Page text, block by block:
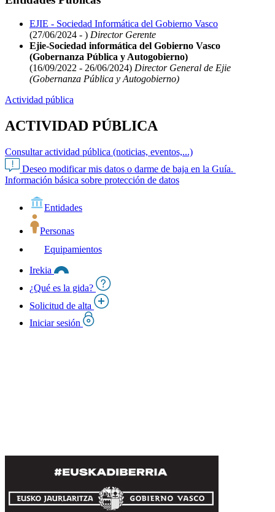
EJIE - Sociedad Informática del Gobierno Vasco
(27/06/2024 - ) Director Gerente
Ejie-Sociedad informática del Gobierno Vasco
(Gobernanza Pública y Autogobierno)
(16/09/2022 - 26/06/2024) Director General de Ejie
(Gobernanza Pública y Autogobierno)
Actividad pública
ACTIVIDAD PÚBLICA
Consultar actividad pública (noticias, eventos,...)
Deseo modificar mis datos o darme de baja en la Guía.
Información básica sobre protección de datos
Entidades
Personas
Equipamientos
Irekia
¿Qué es la gida?
Solicitud de alta
Iniciar sesión